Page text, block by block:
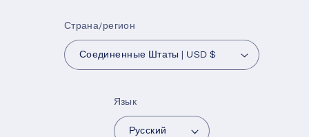
Страна/регион
Соединенные Штаты | USD $
Язык
Русский